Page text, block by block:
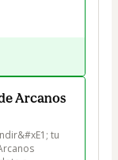
Arcanos
tu